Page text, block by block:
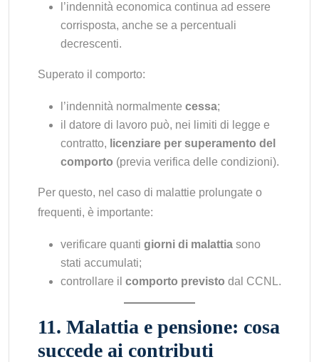
l’indennità economica continua ad essere
corrisposta, anche se a percentuali
decrescenti.
Superato il comporto:
l’indennità normalmente cessa;
il datore di lavoro può, nei limiti di legge e
contratto, licenziare per superamento del
comporto (previa verifica delle condizioni).
Per questo, nel caso di malattie prolungate o
frequenti, è importante:
verificare quanti giorni di malattia sono
stati accumulati;
controllare il comporto previsto dal CCNL.
11. Malattia e pensione: cosa
succede ai contributi